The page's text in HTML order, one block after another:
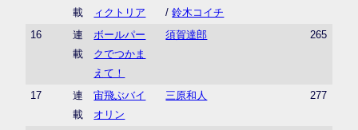
載
ィクトリア
/鈴木コイチ
16
連
載
ボールパー
クでつかま
えて！
須賀達郎 265
17
連
載
宙飛ぶバイ
オリン
三原和人 277